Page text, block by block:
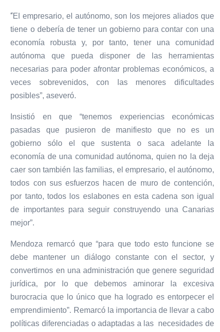
“El empresario, el autónomo, son los mejores aliados que
tiene o debería de tener un gobierno para contar con una
economía robusta y, por tanto, tener una comunidad
autónoma que pueda disponer de las herramientas
necesarias para poder afrontar problemas económicos, a
veces sobrevenidos, con las menores dificultades
posibles”, aseveró.
Insistió en que “tenemos experiencias económicas
pasadas que pusieron de manifiesto que no es un
gobierno sólo el que sustenta o saca adelante la
economía de una comunidad autónoma, quien no la deja
caer son también las familias, el empresario, el autónomo,
todos con sus esfuerzos hacen de muro de contención,
por tanto, todos los eslabones en esta cadena son igual
de importantes para seguir construyendo una Canarias
mejor”.
Mendoza remarcó que “para que todo esto funcione se
debe mantener un diálogo constante con el sector, y
convertirnos en una administración que genere seguridad
jurídica, por lo que debemos aminorar la excesiva
burocracia que lo único que ha logrado es entorpecer el
emprendimiento”. Remarcó la importancia de llevar a cabo
políticas diferenciadas o adaptadas a las necesidades de